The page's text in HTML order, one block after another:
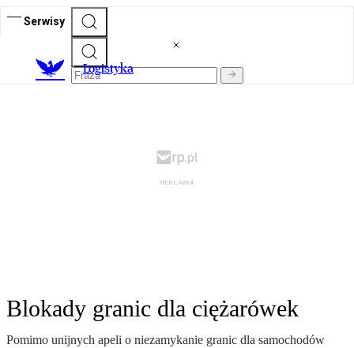
Serwisy
Logistyka
Blokady granic dla ciężarówek
Pomimo unijnych apeli o niezamykanie granic dla samochodów